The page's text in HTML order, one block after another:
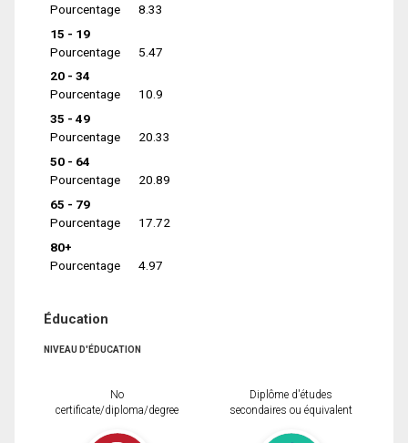
Pourcentage
8.33
15 - 19
Pourcentage
5.47
20 - 34
Pourcentage
10.9
35 - 49
Pourcentage
20.33
50 - 64
Pourcentage
20.89
65 - 79
Pourcentage
17.72
80+
Pourcentage
4.97
Éducation
NIVEAU D'ÉDUCATION
No
certificate/diploma/degree
Diplôme d'études
secondaires ou équivalent